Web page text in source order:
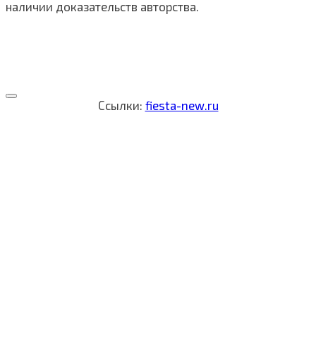
наличии доказательств авторства.
Ссылки: fiesta-new.ru